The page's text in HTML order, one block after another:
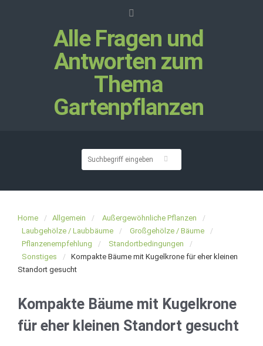
Alle Fragen und
Antworten zum
Thema
Gartenpflanzen
Home Allgemein
Außergewöhnliche Pflanzen
Laubgehölze / Laubbäume
Großgehölze / Bäume
Pflanzenempfehlung
Standortbedingungen
Sonstiges
Kompakte Bäume mit Kugelkrone für eher kleinen
Standort gesucht
Kompakte Bäume mit Kugelkrone
für eher kleinen Standort gesucht